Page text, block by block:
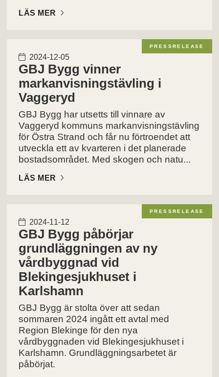
LÄS MER
PRESSRELEASE
2024-12-05
GBJ Bygg vinner
markanvisningstävling i
Vaggeryd
GBJ Bygg har utsetts till vinnare av
Vaggeryd kommuns markanvisningstävling
för Östra Strand och får nu förtroendet att
utveckla ett av kvarteren i det planerade
bostadsområdet. Med skogen och natu...
LÄS MER
PRESSRELEASE
2024-11-12
GBJ Bygg påbörjar
grundläggningen av ny
vårdbyggnad vid
Blekingesjukhuset i
Karlshamn
GBJ Bygg är stolta över att sedan
sommaren 2024 ingått ett avtal med
Region Blekinge för den nya
vårdbyggnaden vid Blekingesjukhuset i
Karlshamn. Grundläggningsarbetet är
påbörjat.